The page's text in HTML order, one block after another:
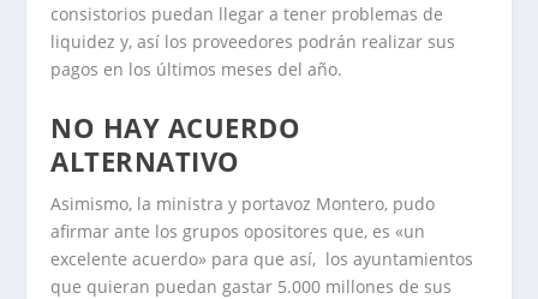
consistorios puedan llegar a tener problemas de
liquidez y, así los proveedores podrán realizar sus
pagos en los últimos meses del año.
NO HAY ACUERDO
ALTERNATIVO
Asimismo, la ministra y portavoz Montero, pudo
afirmar ante los grupos opositores que, es «un
excelente acuerdo» para que así, los ayuntamientos
que quieran puedan gastar 5.000 millones de sus